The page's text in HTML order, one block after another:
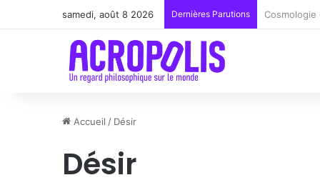
samedi, août 8 2026 Dernières Parutions Renoir : la
Accueil / Désir
Désir